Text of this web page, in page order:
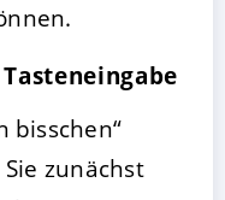
bisschen“
zunächst